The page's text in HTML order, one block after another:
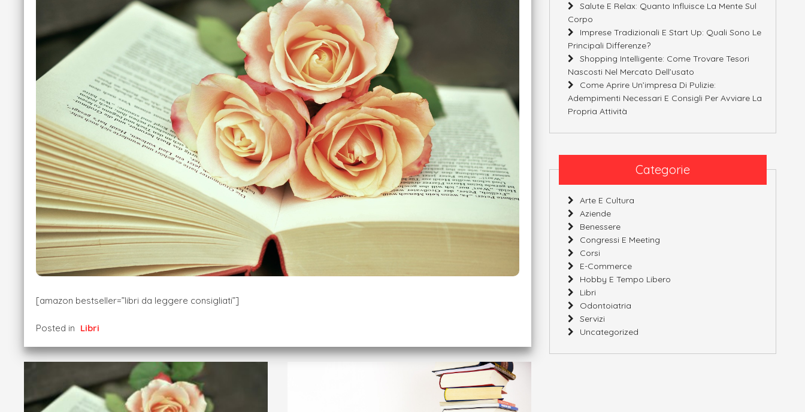
[amazon bestseller=”libri da leggere consigliati”]
Posted in Libri
Salute E Relax: Quanto Influisce La Mente Sul
Corpo
Imprese Tradizionali E Start Up: Quali Sono Le
Principali Differenze?
Shopping Intelligente: Come Trovare Tesori
Nascosti Nel Mercato Dell’usato
Come Aprire Un’impresa Di Pulizie:
Adempimenti Necessari E Consigli Per Avviare La
Propria Attività
Categorie
Arte E Cultura
Aziende
Benessere
Congressi E Meeting
Corsi
E-Commerce
Hobby E Tempo Libero
Libri
Odontoiatria
Servizi
Uncategorized